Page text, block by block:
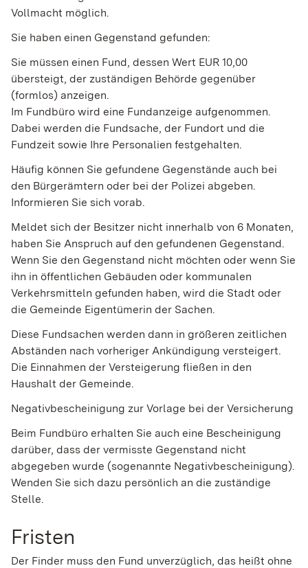
Vollmacht möglich.
Sie haben einen Gegenstand gefunden:
Sie müssen einen Fund, dessen Wert EUR 10,00
übersteigt, der zuständigen Behörde gegenüber
(formlos) anzeigen.
Im Fundbüro wird eine Fundanzeige aufgenommen.
Dabei werden die Fundsache, der Fundort und die
Fundzeit sowie Ihre Personalien festgehalten.
Häufig können Sie gefundene Gegenstände auch bei
den Bürgerämtern oder bei der Polizei abgeben.
Informieren Sie sich vorab.
Meldet sich der Besitzer nicht innerhalb von 6 Monaten,
haben Sie Anspruch auf den gefundenen Gegenstand.
Wenn Sie den Gegenstand nicht möchten oder wenn Sie
ihn in öffentlichen Gebäuden oder kommunalen
Verkehrsmitteln gefunden haben, wird die Stadt oder
die Gemeinde Eigentümerin der Sachen.
Diese Fundsachen werden dann in größeren zeitlichen
Abständen nach vorheriger Ankündigung versteigert.
Die Einnahmen der Versteigerung fließen in den
Haushalt der Gemeinde.
Negativbescheinigung zur Vorlage bei der Versicherung
Beim Fundbüro erhalten Sie auch eine Bescheinigung
darüber, dass der vermisste Gegenstand nicht
abgegeben wurde (sogenannte Negativbescheinigung).
Wenden Sie sich dazu persönlich an die zuständige
Stelle.
Fristen
Der Finder muss den Fund unverzüglich, das heißt ohne